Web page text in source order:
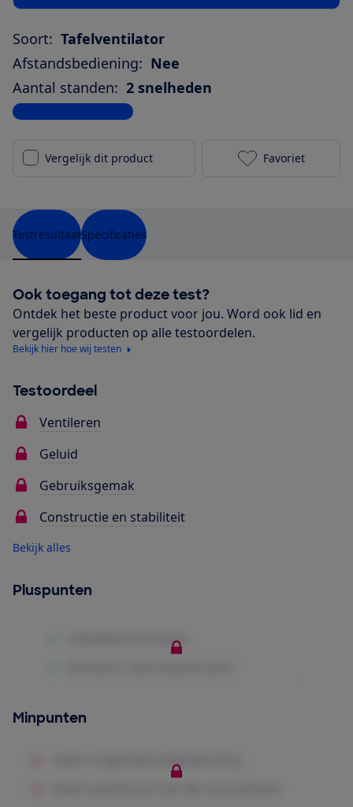
Soort: Tafelventilator
Afstandsbediening: Nee
Aantal standen: 2 snelheden
Bekijk alle specificaties
Vergelijk dit product Hema
Favoriet
TestresultaatSpecificaties
Ook toegang tot deze test?
Ontdek het beste product voor jou. Word ook lid en
vergelijk producten op alle testoordelen.
Bekijk hier hoe wij testen
Testoordeel
Ventileren
Geluid
Gebruiksgemak
Constructie en stabiliteit
Bekijk alles
Pluspunten
Minpunten